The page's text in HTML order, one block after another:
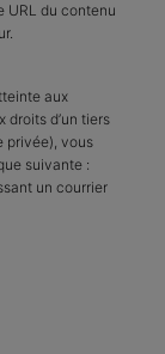
URL du contenu
aux
droits d’un tiers
privée), vous
suivante :
un courrier